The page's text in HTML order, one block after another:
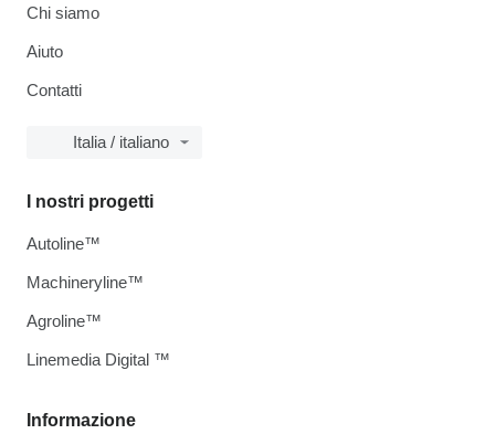
Chi siamo
Aiuto
Contatti
Italia / italiano
Informazione
I nostri progetti
Autoline™
Machineryline™
Agroline™
Linemedia Digital ™